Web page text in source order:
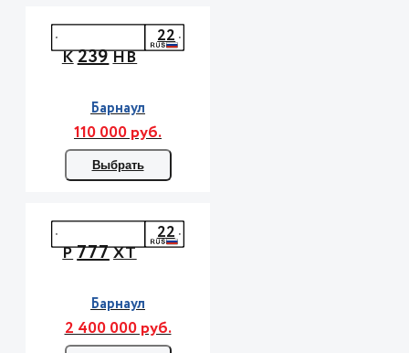
К239НВ
22
Барнаул
110 000 руб.
Выбрать
Р777ХТ
22
Барнаул
2 400 000 руб.